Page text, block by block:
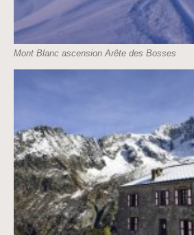
Mont Blanc ascension Arête des Bosses